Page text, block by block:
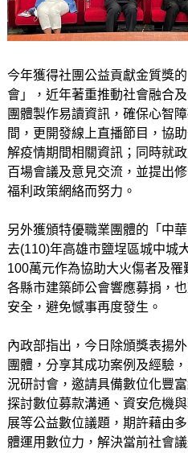
今年獲得社團公益貢獻金質獎
會」，近年著重推動社會融合
團體製作易讀資訊，確保心智
間，更開發線上直播節目，協
解疫情期間相關資訊；同時就
百場會議及意見交流，並提出
福利政策網絡而努力。
另外獲頒特優職業團體的「中
去(110)年高雄市鹽埕區城中城
100萬元作為協助大火傷者及
各縣市建築師公會響應募捐，
安全，避免憾事再度發生。
內政部指出，今日除頒獎表揚
團體，分享其成功案例及經驗
況研討會，邀請具備數位化豐
探討數位募款溝通、資安危機
展等公益數位議題，期許藉由
體運用數位力，解決當前社會